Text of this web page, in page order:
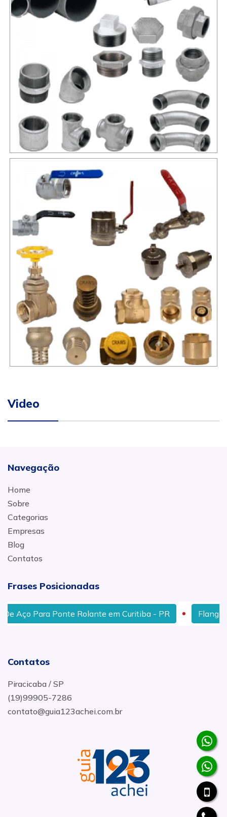
Video
Navegação
Home
Sobre
Categorias
Empresas
Blog
Contatos
Frases Posicionadas
Para Ponte Rolante em Curitiba - PR Flanges
Contatos
Piracicaba / SP
(19)99905-7286
contato@guia123achei.com.br